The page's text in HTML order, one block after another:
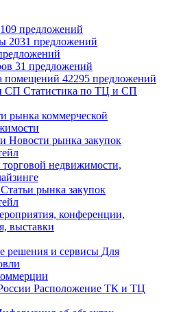
предложений
2031 предложений
31 предложений
помещений 42295 предложений
СП Статистика по ТЦ и СП
рынка коммерческой
Новости рынка закупок
торговой недвижимости,
Статьи рынка закупок
конференции,
выставки
решения и сервисы Для
Расположение ТК и ТЦ